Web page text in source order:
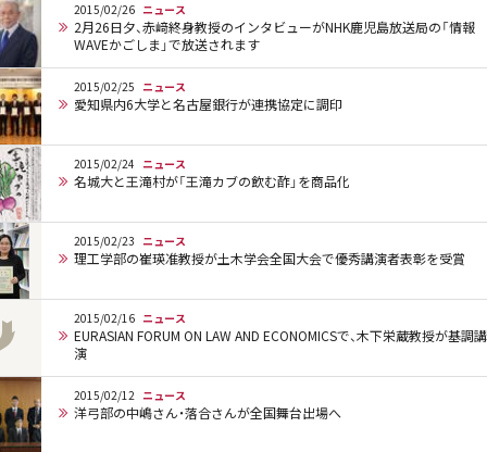
2015/02/26 ニュース
2月26日夕、赤﨑終身教授のインタビューがNHK鹿児島放送局の「情報
WAVEかごしま」で放送されます
2015/02/25 ニュース
愛知県内6大学と名古屋銀行が連携協定に調印
2015/02/24 ニュース
名城大と王滝村が「王滝カブの飲む酢」を商品化
2015/02/23 ニュース
理工学部の崔瑛准教授が土木学会全国大会で優秀講演者表彰を受賞
2015/02/16 ニュース
EURASIAN FORUM ON LAW AND ECONOMICSで、木下栄蔵教授が基調講
演
2015/02/12 ニュース
洋弓部の中嶋さん・落合さんが全国舞台出場へ